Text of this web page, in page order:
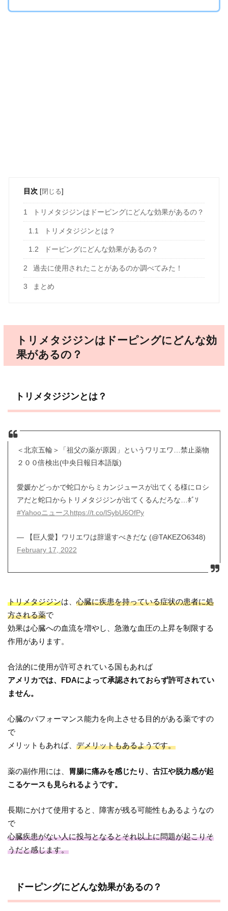
目次 [閉じる]
1 トリメタジジンはドーピングにどんな効果があるの？
1.1 トリメタジジンとは？
1.2 ドーピングにどんな効果があるの？
2 過去に使用されたことがあるのか調べてみた！
3 まとめ
トリメタジジンはドーピングにどんな効
果があるの？
トリメタジジンとは？
＜北京五輪＞「祖父の薬が原因」というワリエワ…禁止薬物
２００倍検出(中央日報日本語版)
愛媛かどっかで蛇口からミカンジュースが出てくる様にロシ
アだと蛇口からトリメタジジンが出てくるんだろな…ﾎﾞｿ
#Yahooニュースhttps://t.co/lSybU6OfPy
— 【巨人愛】ワリエワは辞退すべきだな (@TAKEZO6348)
February 17, 2022
トリメタジジンは、心臓に疾患を持っている症状の患者に処
方される薬で
効果は心臓への血流を増やし、急激な血圧の上昇を制限する
作用があります。
合法的に使用が許可されている国もあれば
アメリカでは、FDAによって承認されておらず許可されてい
ません。
心臓のパフォーマンス能力を向上させる目的がある薬ですの
で
メリットもあれば、デメリットもあるようです。
薬の副作用には、
胃腸に痛みを感じたり、古江や脱力感が起
こるケースも見られるようです。
長期にかけて使用すると、障害が残る可能性もあるようなの
で
心臓疾患がない人に投与となるとそれ以上に問題が起こりそ
うだと感じます。
ドーピングにどんな効果があるの？